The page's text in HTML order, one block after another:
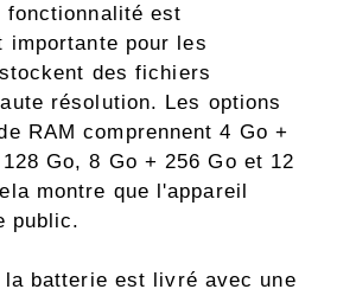
est
importante pour les
des fichiers
résolution. Les options
RAM comprennent 4 Go +
Go, 8 Go + 256 Go et 12
montre que l'appareil
public.
batterie est livré avec une